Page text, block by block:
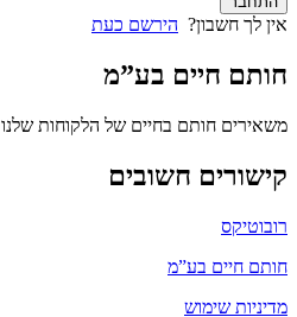
אין לך חשבון? הירשם כעת
חותם חיים בע”מ
משאירים חותם בחיים של הלקוחות שלנו
קישורים חשובים
רובוטיקס
חותם חיים בע”מ
מדיניות שימוש